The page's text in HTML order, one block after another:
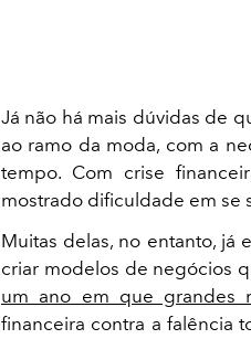
Já não há mais dúvidas de
ao ramo da moda, com a
tempo. Com crise
mostrado dificuldade em se
Muitas delas, no entanto, já
criar modelos de negócios
um ano em que grandes
financeira contra a falência